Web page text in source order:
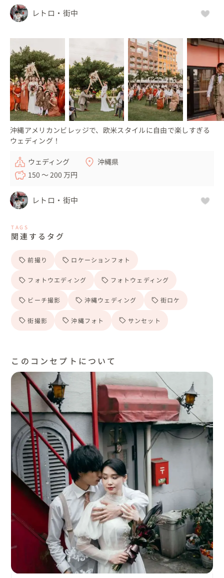
レトロ・街中
沖縄アメリカンビレッジで、欧米スタイルに自由で楽しすぎる
ウェディング！
ウェディング
沖縄県
150 〜 200 万円
レトロ・街中
TAGS
関連するタグ
前撮り ロケーションフォト
フォトウエディング フォトウェディング
ビーチ撮影 沖縄ウェディング 街ロケ
街撮影 沖縄フォト サンセット
このコンセプトについて